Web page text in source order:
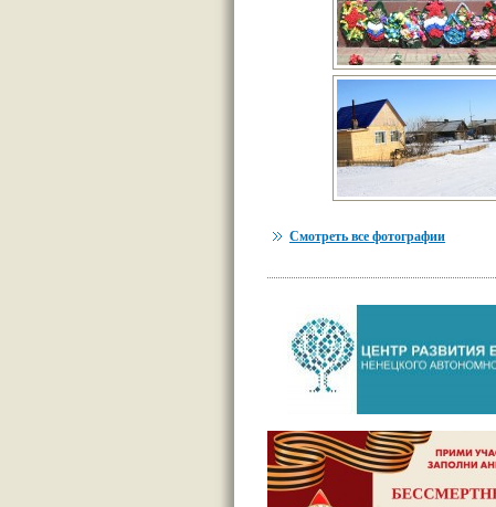
Смотреть все фотографии